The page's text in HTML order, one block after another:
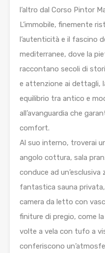
l’altro dal Corso Pintor
L’immobile, finemente
l’autenticità e il fascino
mediterranee, dove la
raccontano secoli di
e attenzione ai dettagli,
equilibrio tra antico e
all’avanguardia che
comfort.
Al suo interno, troverai
angolo cottura, sala
conduce ad
fantastica sauna
camera da letto con
finiture di pregio, come
volte a vela con tufo a
conferiscono